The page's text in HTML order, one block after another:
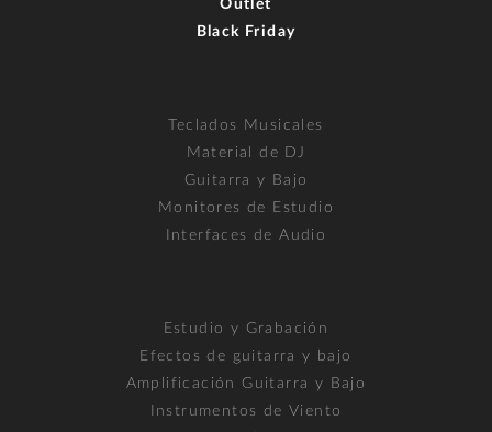
Outlet
Black Friday
Teclados Musicales
Material de DJ
Guitarra y Bajo
Monitores de Estudio
Interfaces de Audio
Estudio y Grabación
Efectos de guitarra y bajo
Amplificación Guitarra y Bajo
Instrumentos de Viento